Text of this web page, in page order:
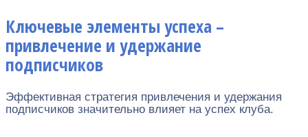
Ключевые элементы успеха –
привлечение и удержание
подписчиков
Эффективная стратегия привлечения и удержания
подписчиков значительно влияет на успех клуба.